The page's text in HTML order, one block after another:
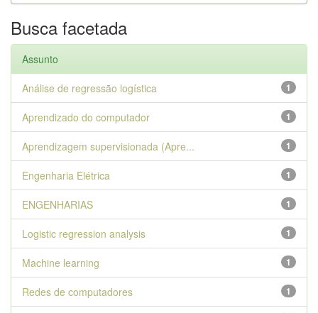
Busca facetada
Assunto
1
Análise de regressão logística
1
Aprendizado do computador
1
Aprendizagem supervisionada (Apre...
1
Engenharia Elétrica
1
ENGENHARIAS
1
Logistic regression analysis
1
Machine learning
1
Redes de computadores